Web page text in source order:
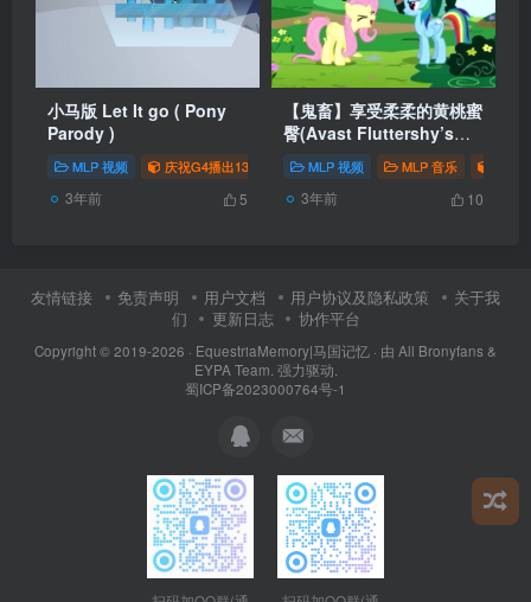
小马版 Let It go ( Pony
Parody )
MLP 视频 庆祝G4播出13周年 我为网站做贡献 # 搬运 # 经典
3年前 5
【鬼畜】享受柔柔的黄桃蜜
臀(Avast Fluttershy’s
Yellow Peach)
MLP 视频 MLP 音乐
3年前 10
友情链接 免责声明 用户文档 用户协议及隐私政策
关于我
们
更新日志 协作平台
Copyright © 2019-2026 · EquestriaMemory|马国记忆 · 由 All Bronyfans &
EYPA Team. 强力驱动.
蜀ICP备2023000764号-1